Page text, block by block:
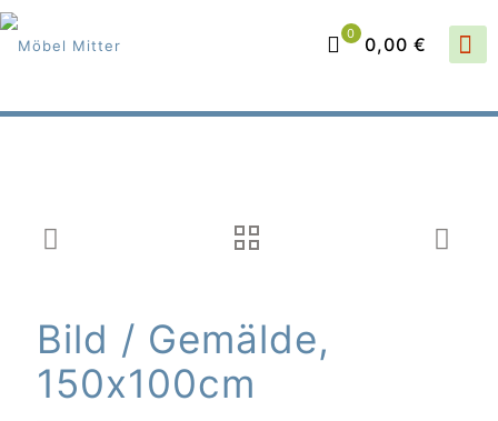
0 0,00 €
Bild / Gemälde,
150x100cm